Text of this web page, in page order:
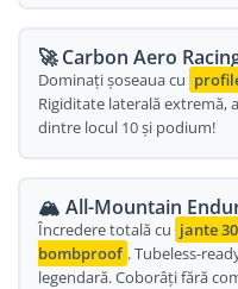
Accesorii Remorca
Roti ajutatoare
Scaune pentru Copii
Suspensii Spate
Butuci Roata
Schimbator Pinioane
Schimbator Foi
Manete Schimbator
🚀 Carbon Aero
Dominați șoseaua cu
Rigiditate laterală extremă,
dintre locul 10 și podium!
🏔️ All-Mountain
Încredere totală cu jante
bombproof . Tubeless-
legendară. Coborâți fără